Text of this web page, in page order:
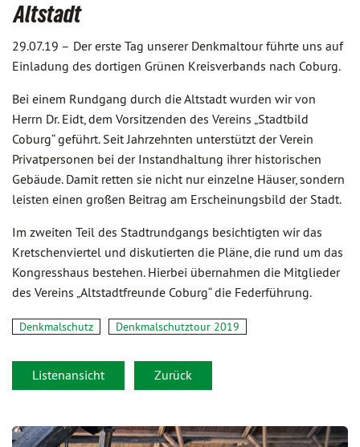
Altstadt
29.07.19 – Der erste Tag unserer Denkmaltour führte uns auf
Einladung des dortigen Grünen Kreisverbands nach Coburg.
Bei einem Rundgang durch die Altstadt wurden wir von
Herrn Dr. Eidt, dem Vorsitzenden des Vereins „Stadtbild
Coburg“ geführt. Seit Jahrzehnten unterstützt der Verein
Privatpersonen bei der Instandhaltung ihrer historischen
Gebäude. Damit retten sie nicht nur einzelne Häuser, sondern
leisten einen großen Beitrag am Erscheinungsbild der Stadt.
Im zweiten Teil des Stadtrundgangs besichtigten wir das
Kretschenviertel und diskutierten die Pläne, die rund um das
Kongresshaus bestehen. Hierbei übernahmen die Mitglieder
des Vereins „Altstadtfreunde Coburg“ die Federführung.
Denkmalschutz Denkmalschutztour 2019
Listenansicht Zurück